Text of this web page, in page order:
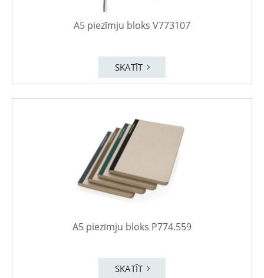
A5 piezīmju bloks V773107
SKATĪT
A5 piezīmju bloks P774.559
SKATĪT